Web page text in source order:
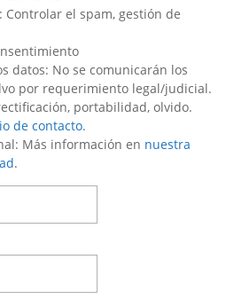
el spam, gestión de
datos: No se comunicarán los
por requerimiento legal/judicial.
portabilidad, olvido.
de contacto.
Más información en nuestra
.